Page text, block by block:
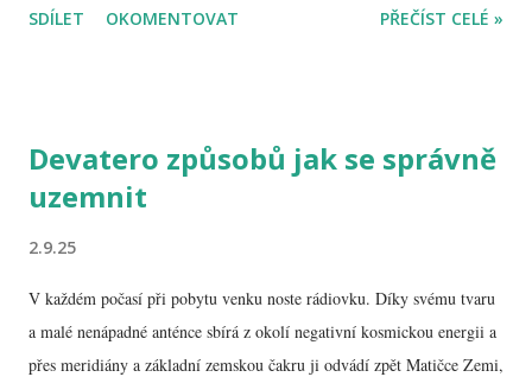
pádem vyvstává pár omezení, která ale nejsou nepřekonatelná: Platit
přepravních společností, které si sami vyberete. Chcete-li knihu
podepsat, uveďte to také do poznámky, a předem se smiřte s faktem,
rukou, a tudíž může být podpis hodně neumělý až nečitelný.
Případné zásilky do zahraničí se mnou konzultujte předem ,
poštovné bývá dost drahé. Osobní od...
SDÍLET OKOMENTOVAT PŘEČÍST CELÉ »
Devatero způsobů jak se správně
uzemnit
2.9.25
V každém počasí při pobytu venku noste rádiovku. Díky svému tvaru
a malé nenápadné anténce sbírá z okolí negativní kosmickou energii a
přes meridiány a základní zemskou čakru ji odvádí zpět Matičce Zemi,